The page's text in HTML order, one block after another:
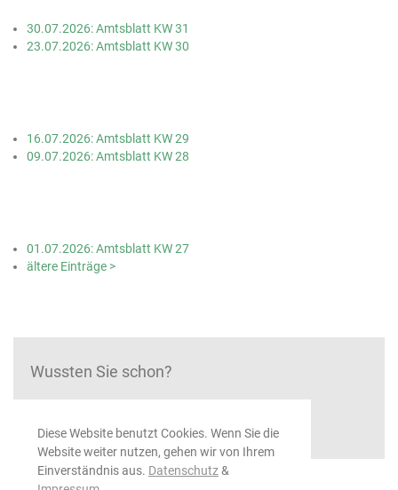
Diese Website benutzt Cookies. Wenn Sie die
Website weiter nutzen, gehen wir von Ihrem
Einverständnis aus. Datenschutz&
30.07.2026: Amtsblatt KW 31
23.07.2026: Amtsblatt KW 30
16.07.2026: Amtsblatt KW 29
09.07.2026: Amtsblatt KW 28
01.07.2026: Amtsblatt KW 27
ältere Einträge >
Wussten Sie schon?